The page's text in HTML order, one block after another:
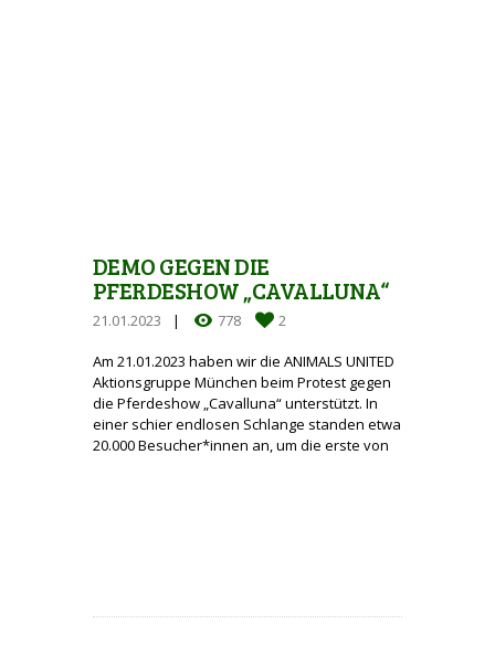
DEMO GEGEN DIE
PFERDESHOW „CAVALLUNA“
21.01.2023 778 2
Am 21.01.2023 haben wir die ANIMALS UNITED
Aktionsgruppe München beim Protest gegen
die Pferdeshow „Cavalluna“ unterstützt. In
einer schier endlosen Schlange standen etwa
20.000 Besucher*innen an, um die erste von